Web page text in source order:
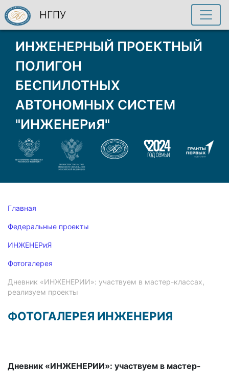
ИНЖЕНЕРНЫЙ ПРОЕКТНЫЙ
ПОЛИГОН
БЕСПИЛОТНЫХ
АВТОНОМНЫХ СИСТЕМ
"ИНЖЕНЕРиЯ"
НГПУ
Главная
Федеральные проекты
ИНЖЕНЕРиЯ
Фотогалерея
Дневник «ИНЖЕНЕРИИ»: участвуем в мастер-классах,
реализуем проекты
ФОТОГАЛЕРЕЯ ИНЖЕНЕРИЯ
Дневник «ИНЖЕНЕРИИ»: участвуем в мастер-